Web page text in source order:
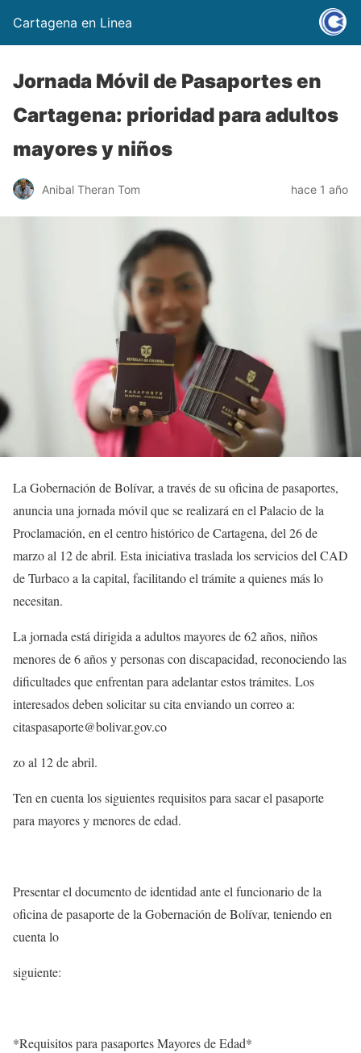
Cartagena en Linea
Jornada Móvil de Pasaportes en
Cartagena: prioridad para adultos
mayores y niños
Anibal Theran Tom hace 1 año
La Gobernación de Bolívar, a través de su oficina de pasaportes,
anuncia una jornada móvil que se realizará en el Palacio de la
Proclamación, en el centro histórico de Cartagena, del 26 de
marzo al 12 de abril. Esta iniciativa traslada los servicios del CAD
de Turbaco a la capital, facilitando el trámite a quienes más lo
necesitan.
La jornada está dirigida a adultos mayores de 62 años, niños
menores de 6 años y personas con discapacidad, reconociendo las
dificultades que enfrentan para adelantar estos trámites. Los
interesados deben solicitar su cita enviando un correo a:
citaspasaporte@bolivar.gov.co
zo al 12 de abril.
Ten en cuenta los siguientes requisitos para sacar el pasaporte
para mayores y menores de edad.
Presentar el documento de identidad ante el funcionario de la
oficina de pasaporte de la Gobernación de Bolívar, teniendo en
cuenta lo
siguiente:
*Requisitos para pasaportes Mayores de Edad*